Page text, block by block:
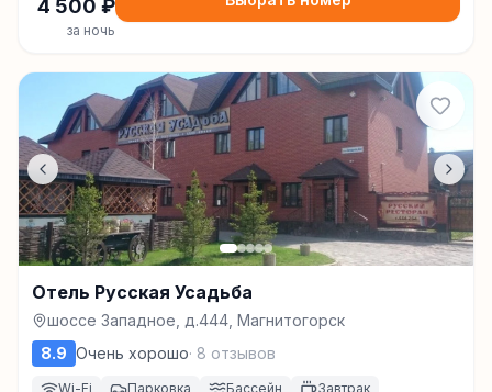
4 500 ₽
за ночь
Отель Русская Усадьба
шоссе Западное, д.444, Магнитогорск
8.9 Очень хорошо· 8 отзывов
Wi-Fi Парковка Бассейн Завтрак